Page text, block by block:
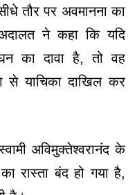
तौर पर अवमानना का
ने कहा कि यदि
का दावा है, तो वह
से याचिका दाखिल कर
अविमुक्तेश्वरानंद के
रास्ता बंद हो गया है,